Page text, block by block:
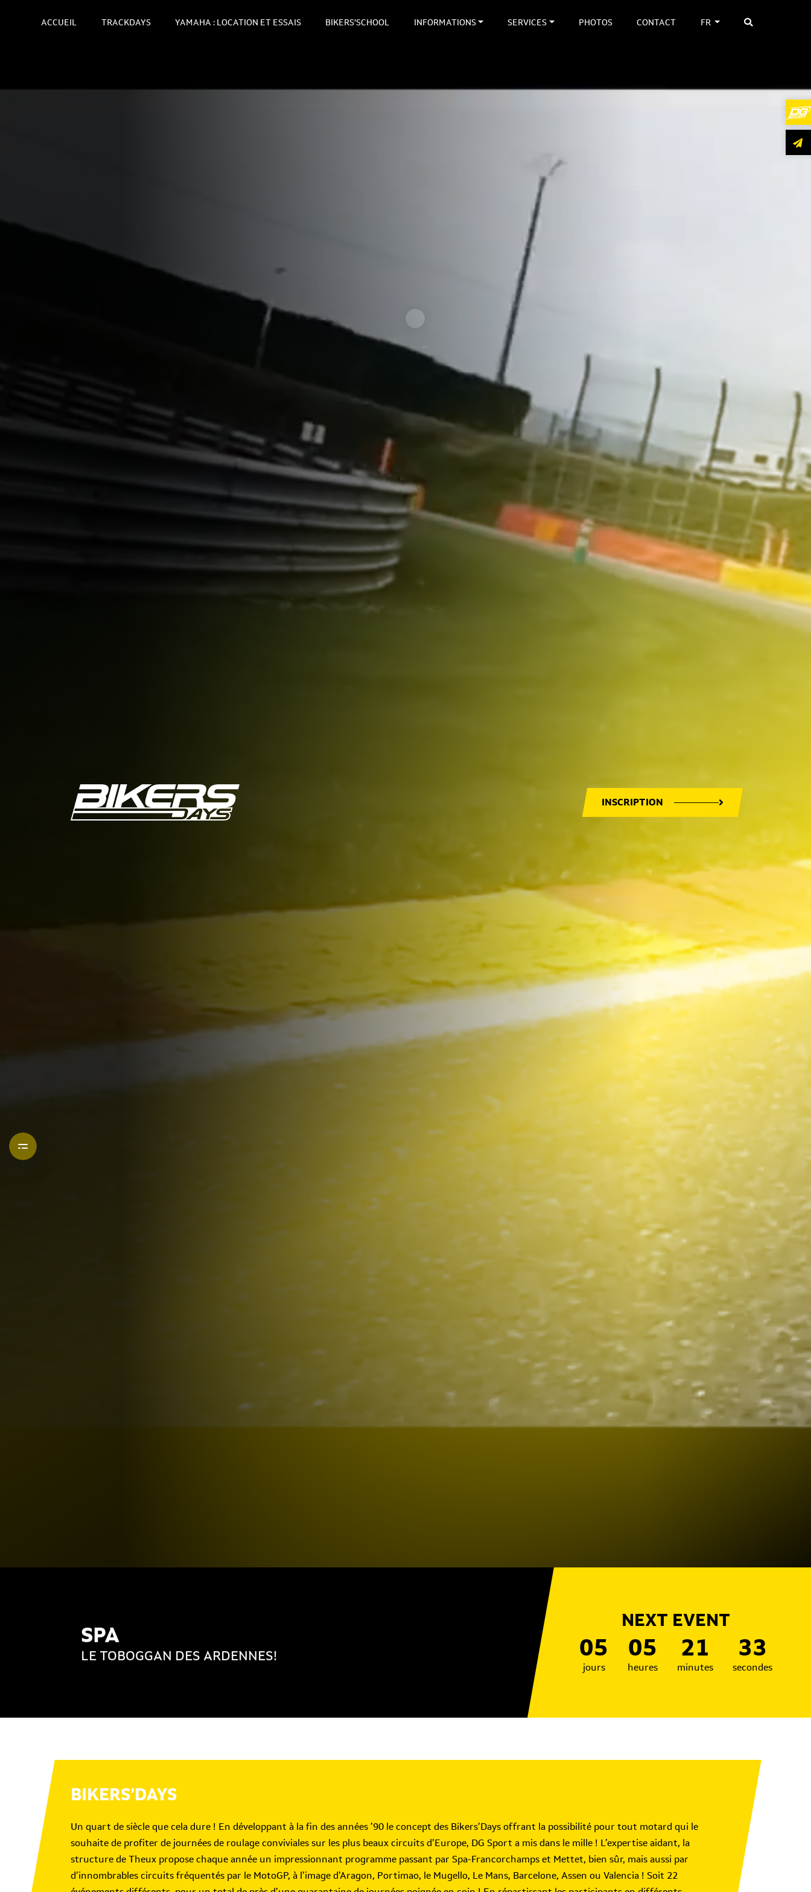
ACCUEIL TRACKDAYS YAMAHA : LOCATION ET ESSAIS BIKERS’SCHOOL INFORMATIONS SERVICES PHOTOS CONTACT FR
INSCRIPTION
SPA
LE TOBOGGAN DES ARDENNES!
NEXT EVENT
05
jours
05
heures
21
minutes
30
secondes
BIKERS’DAYS
Un quart de siècle que cela dure ! En développant à la fin des années ’90 le concept des Bikers’Days offrant la possibilité pour tout motard qui le
souhaite de profiter de journées de roulage conviviales sur les plus beaux circuits d’Europe, DG Sport a mis dans le mille ! L’expertise aidant, la
structure de Theux propose chaque année un impressionnant programme passant par Spa-Francorchamps et Mettet, bien sûr, mais aussi par
d’innombrables circuits fréquentés par le MotoGP, à l’image d’Aragon, Portimao, le Mugello, Le Mans, Barcelone, Assen ou Valencia ! Soit 22